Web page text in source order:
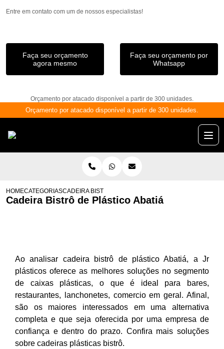
Entre em contato com um de nossos especialistas!
Faça seu orçamento
agora mesmo
Faça seu orçamento por
Whatsapp
Orçamento por atacado disponível a partir de 300 unidades.
Orçamento por atacado disponível a partir de 300 unidades.
HOMECATEGORIASCADEIRA BISTRÔ DE PLÁSTICO ABATIÁ
Cadeira Bistrô de Plástico Abatiá
Ao analisar cadeira bistrô de plástico Abatiá, a Jr
plásticos oferece as melhores soluções no segmento
de caixas plásticas, o que é ideal para bares,
restaurantes, lanchonetes, comercio em geral. Afinal,
são os maiores interessados em uma alternativa
completa e que seja oferecida por uma empresa de
confiança e dentro do prazo. Confira mais soluções
sobre cadeiras plásticas bistrô.